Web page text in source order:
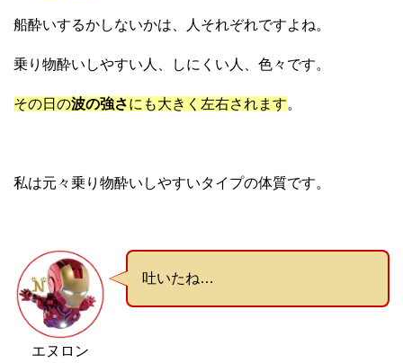
船酔いするかしないかは、人それぞれですよね。
乗り物酔いしやすい人、しにくい人、色々です。
その日の波の強さにも大きく左右されます。
私は元々乗り物酔いしやすいタイプの体質です。
エヌロン
吐いたね…